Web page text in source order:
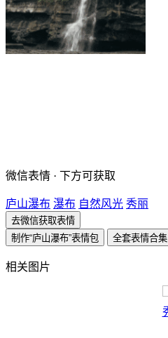
微信表情 · 下方可获取
庐山瀑布 瀑布 自然风光 秀丽
去微信获取表情
制作“庐山瀑布”表情包
全套表情合集
相关图片